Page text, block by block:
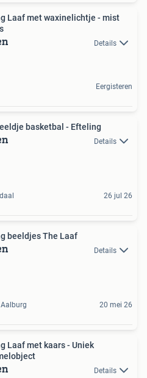
Laaf met waxinelichtje - mist
Details
Eergisteren
basketbal - Efteling
Details
26 jul 26
beeldjes The Laaf
Details
20 mei 26
Laaf met kaars - Uniek
Details